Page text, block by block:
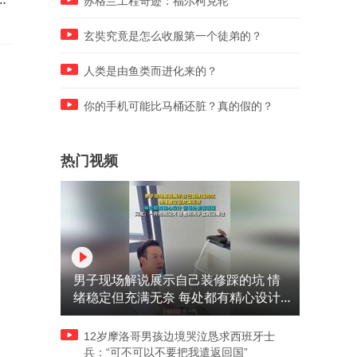
玄奘究竟是怎么收服第一个徒弟的？
人类是由鱼类而进化来的？
你的手机可能比马桶还脏？真的假的？
热门视频
男子现场解说展示自己装修踩的坑 情
绪稳定但充满无奈 每处都有精心设计
但每处都有瑕疵 网友：一开始我没笑
但看到洗手盆我没绷住
12岁摩洛哥男孩边境哭泣恳求西班牙士
兵：“可不可以不要把我遣返回国”